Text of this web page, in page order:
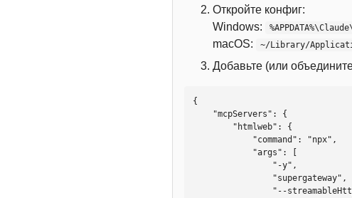
Откройте конфиг:
Windows:
macOS: ~/Library/
Добавьте (или
{